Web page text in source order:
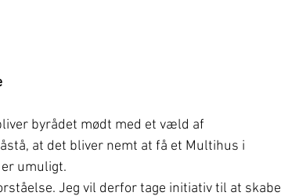
byrådet mødt med et væld af
at det bliver nemt at få et Multihus i
umuligt.
Jeg vil derfor tage initiativ til at skabe